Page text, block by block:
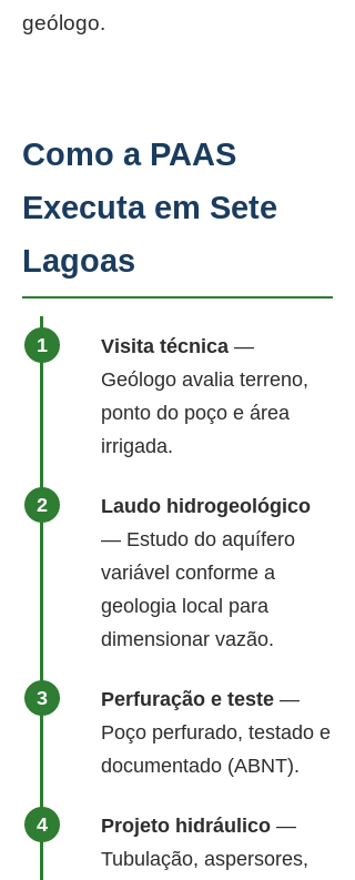
geólogo.
Como a PAAS
Executa em Sete
Lagoas
Visita técnica —
Geólogo avalia terreno,
ponto do poço e área
irrigada.
Laudo hidrogeológico
— Estudo do aquífero
variável conforme a
geologia local para
dimensionar vazão.
Perfuração e teste —
Poço perfurado, testado e
documentado (ABNT).
Projeto hidráulico —
Tubulação, aspersores,